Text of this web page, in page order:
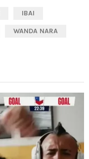
IBAI
WANDA NARA